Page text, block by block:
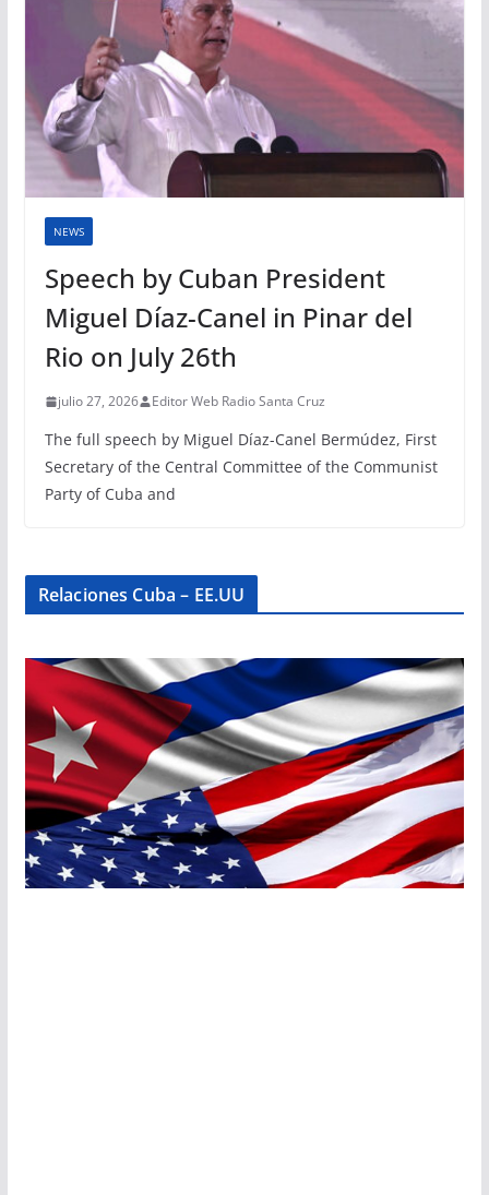
NEWS
Speech by Cuban President
Miguel Díaz-Canel in Pinar del
Rio on July 26th
julio 27, 2026 Editor Web Radio Santa Cruz
The full speech by Miguel Díaz-Canel Bermúdez, First
Secretary of the Central Committee of the Communist
Party of Cuba and
Relaciones Cuba – EE.UU